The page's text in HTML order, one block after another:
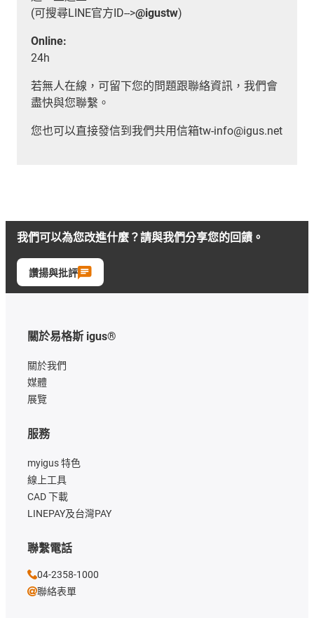
(可搜尋LINE官方ID-->@igustw)
Online:
24h
若無人在線，可留下您的問題跟聯絡資訊，我們會
盡快與您聯繫。
您也可以直接發信到我們共用信箱tw-info@igus.net
我們可以為您改進什麼？請與我們分享您的回饋。
讚揚與批評
關於易格斯 igus®
關於我們
媒體
展覽
服務
myigus 特色
線上工具
CAD 下載
LINEPAY及台灣PAY
聯繫電話
04-2358-1000
聯絡表單